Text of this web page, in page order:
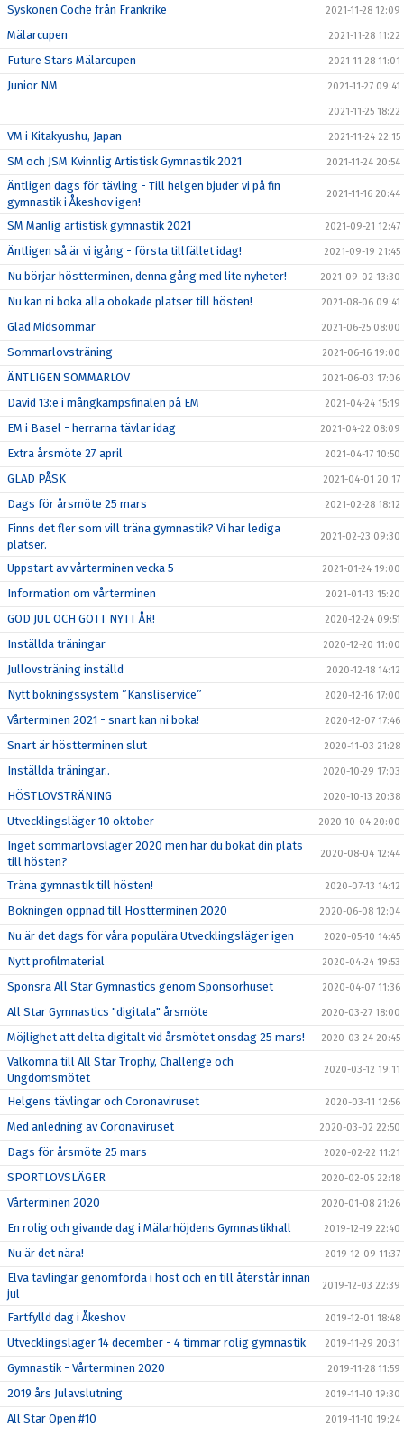
Syskonen Coche från Frankrike 2021-11-28 12:09
Mälarcupen 2021-11-28 11:22
Future Stars Mälarcupen 2021-11-28 11:01
Junior NM 2021-11-27 09:41
2021-11-25 18:22
VM i Kitakyushu, Japan 2021-11-24 22:15
SM och JSM Kvinnlig Artistisk Gymnastik 2021 2021-11-24 20:54
Äntligen dags för tävling - Till helgen bjuder vi på fin
gymnastik i Åkeshov igen!
2021-11-16 20:44
SM Manlig artistisk gymnastik 2021 2021-09-21 12:47
Äntligen så är vi igång - första tillfället idag! 2021-09-19 21:45
Nu börjar höstterminen, denna gång med lite nyheter! 2021-09-02 13:30
Nu kan ni boka alla obokade platser till hösten! 2021-08-06 09:41
Glad Midsommar 2021-06-25 08:00
Sommarlovsträning 2021-06-16 19:00
ÄNTLIGEN SOMMARLOV 2021-06-03 17:06
David 13:e i mångkampsfinalen på EM 2021-04-24 15:19
EM i Basel - herrarna tävlar idag 2021-04-22 08:09
Extra årsmöte 27 april 2021-04-17 10:50
GLAD PÅSK 2021-04-01 20:17
Dags för årsmöte 25 mars 2021-02-28 18:12
Finns det fler som vill träna gymnastik? Vi har lediga
platser.
2021-02-23 09:30
Uppstart av vårterminen vecka 5 2021-01-24 19:00
Information om vårterminen 2021-01-13 15:20
GOD JUL OCH GOTT NYTT ÅR! 2020-12-24 09:51
Inställda träningar 2020-12-20 11:00
Jullovsträning inställd 2020-12-18 14:12
Nytt bokningssystem ”Kansliservice” 2020-12-16 17:00
Vårterminen 2021 - snart kan ni boka! 2020-12-07 17:46
Snart är höstterminen slut 2020-11-03 21:28
Inställda träningar.. 2020-10-29 17:03
HÖSTLOVSTRÄNING 2020-10-13 20:38
Utvecklingsläger 10 oktober 2020-10-04 20:00
Inget sommarlovsläger 2020 men har du bokat din plats
till hösten?
2020-08-04 12:44
Träna gymnastik till hösten! 2020-07-13 14:12
Bokningen öppnad till Höstterminen 2020 2020-06-08 12:04
Nu är det dags för våra populära Utvecklingsläger igen 2020-05-10 14:45
Nytt profilmaterial 2020-04-24 19:53
Sponsra All Star Gymnastics genom Sponsorhuset 2020-04-07 11:36
All Star Gymnastics "digitala" årsmöte 2020-03-27 18:00
Möjlighet att delta digitalt vid årsmötet onsdag 25 mars! 2020-03-24 20:45
Välkomna till All Star Trophy, Challenge och
Ungdomsmötet
2020-03-12 19:11
Helgens tävlingar och Coronaviruset 2020-03-11 12:56
Med anledning av Coronaviruset 2020-03-02 22:50
Dags för årsmöte 25 mars 2020-02-22 11:21
SPORTLOVSLÄGER 2020-02-05 22:18
Vårterminen 2020 2020-01-08 21:26
En rolig och givande dag i Mälarhöjdens Gymnastikhall 2019-12-19 22:40
Nu är det nära! 2019-12-09 11:37
Elva tävlingar genomförda i höst och en till återstår innan
jul
2019-12-03 22:39
Fartfylld dag i Åkeshov 2019-12-01 18:48
Utvecklingsläger 14 december - 4 timmar rolig gymnastik 2019-11-29 20:31
Gymnastik - Vårterminen 2020 2019-11-28 11:59
2019 års Julavslutning 2019-11-10 19:30
All Star Open #10 2019-11-10 19:24